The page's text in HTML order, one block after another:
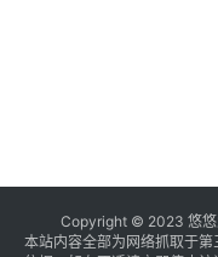
Copyright © 2023 悠悠
本站内容全部为网络抓取于